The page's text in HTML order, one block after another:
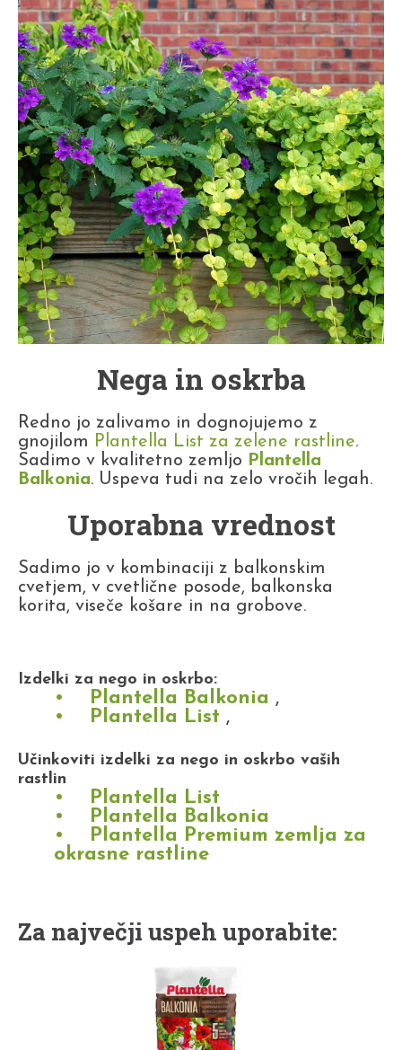
Nega in oskrba
Redno jo zalivamo in dognojujemo z
gnojilom Plantella List za zelene rastline.
Sadimo v kvalitetno zemljo Plantella
Balkonia. Uspeva tudi na zelo vročih legah.
Uporabna vrednost
Sadimo jo v kombinaciji z balkonskim
cvetjem, v cvetlične posode, balkonska
korita, viseče košare in na grobove.
Izdelki za nego in oskrbo:
Plantella Balkonia ,
Plantella List ,
Učinkoviti izdelki za nego in oskrbo vaših
rastlin
Plantella List
Plantella Balkonia
Plantella Premium zemlja za
okrasne rastline
Za največji uspeh uporabite: